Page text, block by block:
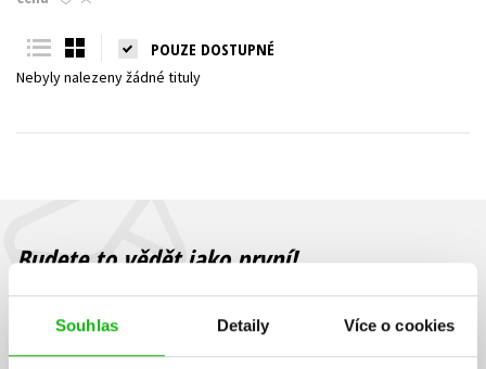
Souhlas Detaily Více o cookies
Young adult (SK)
Všechny tituly
POUZE DOSTUPNÉ
Nebyly nalezeny žádné tituly
Budete to vědět jako první!
Zajímá Vás, jaký knižní hit právě vychází, na jaké zboží je výhodná
sleva, jaká běží soutěž o ceny? Přihlášením k odběru našich e-
souhlasíte se zpracováním osobních údajů